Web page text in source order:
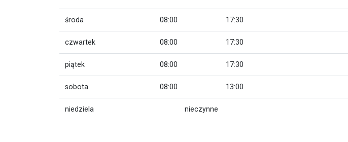
środa 08:00 17:30
czwartek 08:00 17:30
piątek 08:00 17:30
sobota 08:00 13:00
niedziela nieczynne